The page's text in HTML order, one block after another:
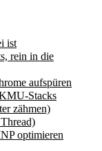
ist
rein in die
aufspüren
Stacks
zähmen)
optimieren